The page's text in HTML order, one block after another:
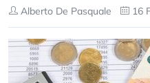
Alberto De Pasquale 16